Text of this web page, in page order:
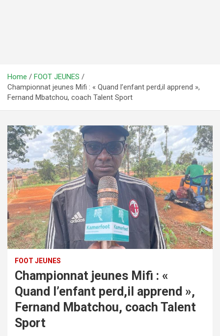
Home
FOOT JEUNES
Championnat jeunes Mifi : « Quand l’enfant perd,il apprend »,
Fernand Mbatchou, coach Talent Sport
FOOT JEUNES
Championnat jeunes Mifi : «
Quand l’enfant perd,il apprend »,
Fernand Mbatchou, coach Talent
Sport